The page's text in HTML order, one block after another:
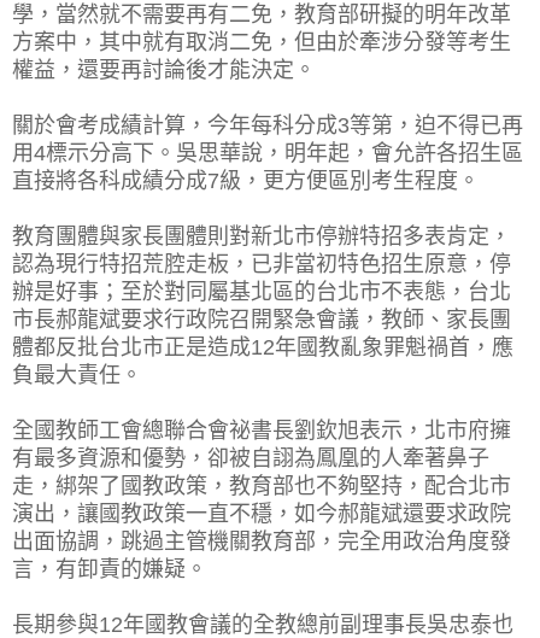
學，當然就不需要再有二免，教育部研擬的明年改革
方案中，其中就有取消二免，但由於牽涉分發等考生
權益，還要再討論後才能決定。
關於會考成績計算，今年每科分成3等第，迫不得已再
用4標示分高下。吳思華說，明年起，會允許各招生區
直接將各科成績分成7級，更方便區別考生程度。
教育團體與家長團體則對新北市停辦特招多表肯定，
認為現行特招荒腔走板，已非當初特色招生原意，停
辦是好事；至於對同屬基北區的台北市不表態，台北
市長郝龍斌要求行政院召開緊急會議，教師、家長團
體都反批台北市正是造成12年國教亂象罪魁禍首，應
負最大責任。
全國教師工會總聯合會祕書長劉欽旭表示，北市府擁
有最多資源和優勢，卻被自詡為鳳凰的人牽著鼻子
走，綁架了國教政策，教育部也不夠堅持，配合北市
演出，讓國教政策一直不穩，如今郝龍斌還要求政院
出面協調，跳過主管機關教育部，完全用政治角度發
言，有卸責的嫌疑。
長期參與12年國教會議的全教總前副理事長吳忠泰也